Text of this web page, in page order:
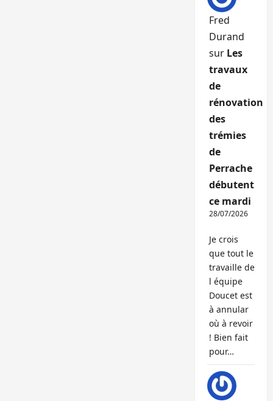
Fred
Durand
sur Les
travaux
de
rénovation
des
trémies
de
Perrache
débutent
ce mardi
28/07/2026
Je crois
que tout le
travaille de
l équipe
Doucet est
à annular
où à revoir
! Bien fait
pour…